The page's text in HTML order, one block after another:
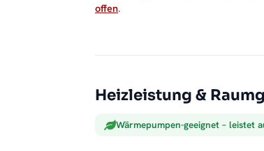
offen.
Heizleistung &
Wärmepumpen-geeignet –